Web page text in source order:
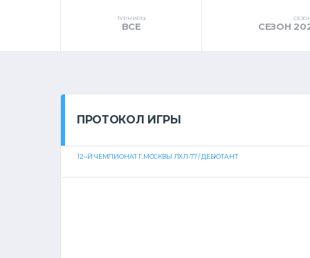
ТУРНИРЫ
ВСЕ СЕЗОН
ПРОТОКОЛ ИГРЫ
12--Й ЧЕМПИОНАТ Г.МОСКВЫ ЛХЛ-77 / ДЕБЮТАНТ